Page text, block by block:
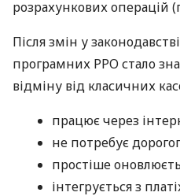
розрахункових операцій
Після змін у
програмних РРО стало
відміну від класичних
працює через
не потребує
простіше
інтегрується з